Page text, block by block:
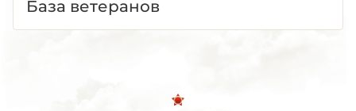
База ветеранов